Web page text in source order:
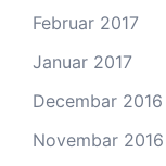
Februar 2017
Januar 2017
Decembar 2016
Novembar 2016